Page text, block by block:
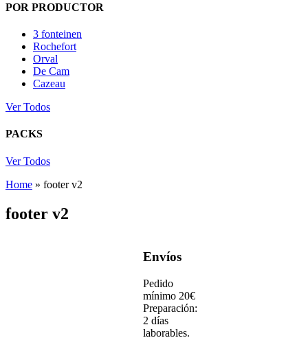
POR PRODUCTOR
3 fonteinen
Rochefort
Orval
De Cam
Cazeau
Ver Todos
PACKS
Ver Todos
Home » footer v2
footer v2
Envíos
Pedido
mínimo 20€
Preparación:
2 días
laborables.